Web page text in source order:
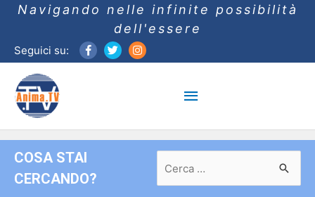
Navigando nelle infinite possibilità
dell'essere
Seguici su:
Menu
principale
COSA STAI
CERCANDO?
per: